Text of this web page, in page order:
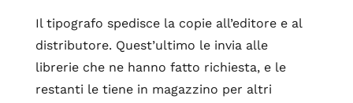
Il tipografo spedisce la copie all’editore e al
distributore. Quest’ultimo le invia alle
librerie che ne hanno fatto richiesta, e le
restanti le tiene in magazzino per altri